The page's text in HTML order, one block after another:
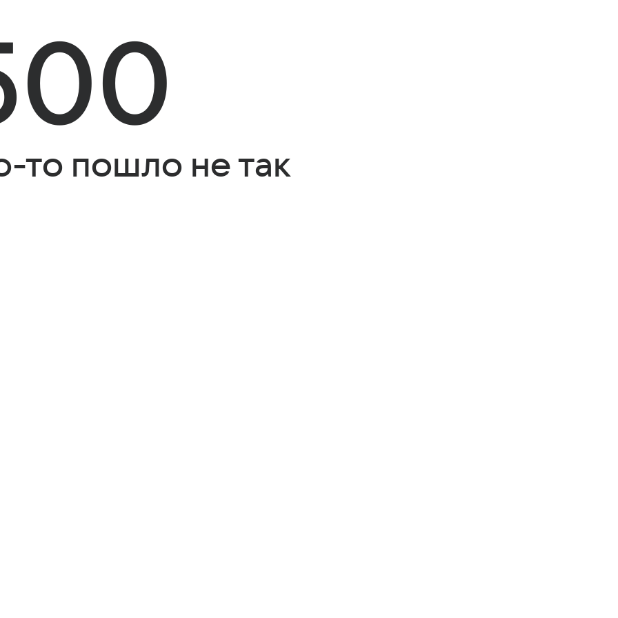
то пошло не так